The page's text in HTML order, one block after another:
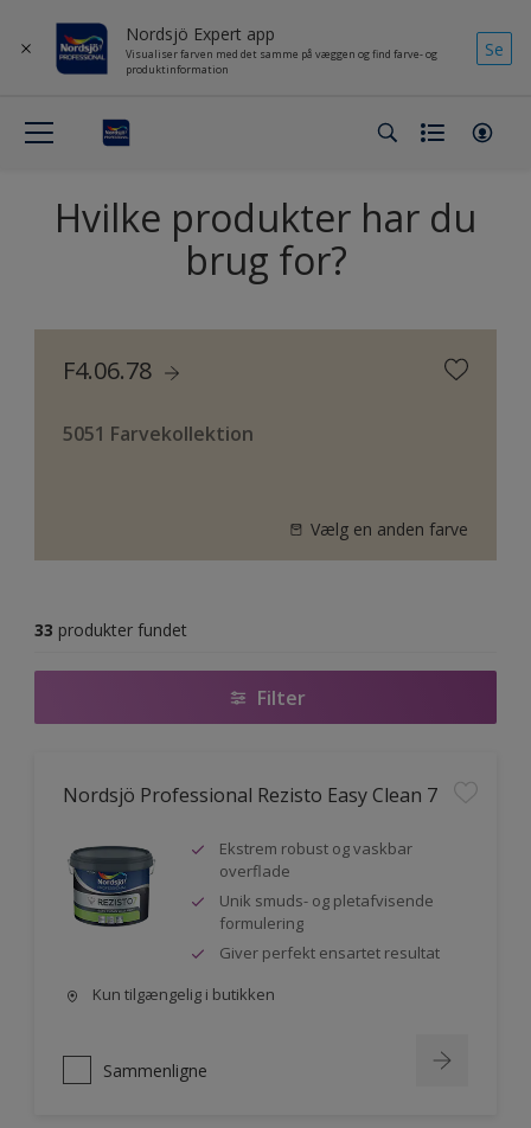
Nordsjö Expert app
Visualiser farven med det samme på væggen og find farve- og
produktinformation
Se
Hvilke produkter har du
brug for?
F4.06.78
5051 Farvekollektion
Vælg en anden farve
33 produkter fundet
Filter
Nordsjö Professional Rezisto Easy Clean 7
Ekstrem robust og vaskbar
overflade
Unik smuds- og pletafvisende
formulering
Giver perfekt ensartet resultat
Kun tilgængelig i butikken
Sammenligne